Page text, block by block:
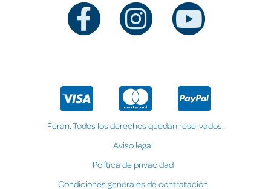
Feran. Todos los derechos quedan reservados.
Aviso legal
Política de privacidad
Condiciones generales de contratación